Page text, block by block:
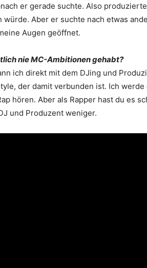
er gerade suchte. Also
würde. Aber er suchte nach etwas
Augen geöffnet.
nie MC-Ambitionen gehabt?
ich direkt mit dem DJing und
der damit verbunden ist. Ich werde
hören. Aber als Rapper hast du es
und ­Produzent weniger.